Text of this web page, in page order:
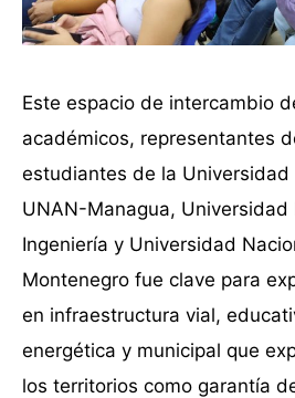
Este espacio de intercambio
académicos, representantes
estudiantes de la Universidad
UNAN-Managua, Universidad
Ingeniería y Universidad
Montenegro fue clave para
en infraestructura vial,
energética y municipal que
los territorios como garantía